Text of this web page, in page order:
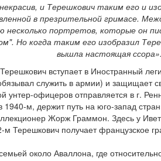
и Терешкович таким его и
в презрительной гримасе.
портретов, которые он
Но когда таким его изобразил
вышла настоящая
вступает в Иностранный
служить в армии) и защищает
унтер-офицеров отправляется в г.
м, держит путь на юго-запад
Жорж Граммон. Здесь у
м Терешкович получает французское
около Аваллона, где